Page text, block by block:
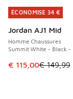
ÉCONOMISE 34 €
Jordan AJ1 Mid
Homme Chaussures
Summit White - Black -
Cet article est en
€ 115,00€ 149,99
ÉCONOMISE 34 €